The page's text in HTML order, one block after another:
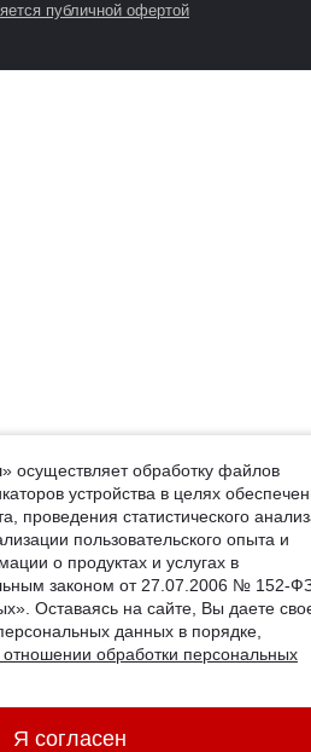
публичной офертой
обработку файлов
устройства в целях
проведения статистического
пользовательского опыта и
о продуктах и услугах в
законом от 27.07.2006 № 152-
Оставаясь на сайте, Вы даете
данных в порядке,
отношении обработки персональных
Я согласен